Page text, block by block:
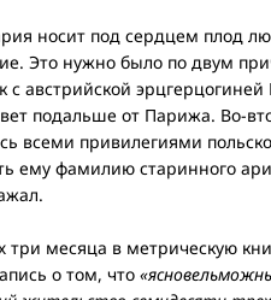
носит под сердцем плод
Это нужно было по двум
с австрийской
подальше от Парижа. Во-
всеми привилегиями
ему фамилию старинного
три месяца в метрическую
о том, что